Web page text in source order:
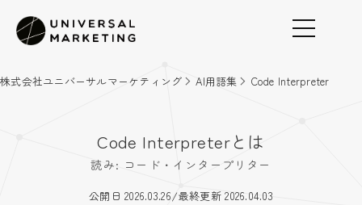
株式会社ユニバーサルマーケティング AI用語集 Code Interpreter
Code Interpreterとは
読み: コード・インタープリター
公開日 2026.03.26/最終更新 2026.04.03